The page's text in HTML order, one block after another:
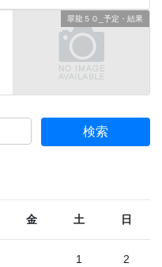
翠龍５０_予定・結果
金 土 日
1 2